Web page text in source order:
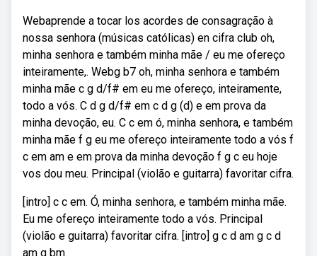
Webaprende a tocar los acordes de consagração à
nossa senhora (músicas católicas) en cifra club oh,
minha senhora e também minha mãe / eu me ofereço
inteiramente,. Webg b7 oh, minha senhora e também
minha mãe c g d/f# em eu me ofereço, inteiramente,
todo a vós. C d g d/f# em c d g (d) e em prova da
minha devoção, eu. C c em ó, minha senhora, e também
minha mãe f g eu me ofereço inteiramente todo a vós f
c em am e em prova da minha devoção f g c eu hoje
vos dou meu. Principal (violão e guitarra) favoritar cifra.
[intro] c c em. Ó, minha senhora, e também minha mãe.
Eu me ofereço inteiramente todo a vós. Principal
(violão e guitarra) favoritar cifra. [intro] g c d am g c d
am g bm.